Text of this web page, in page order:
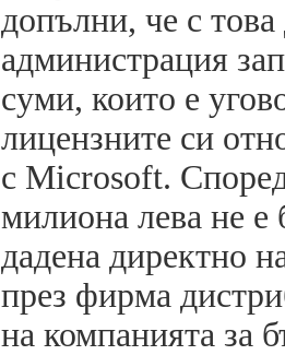
допълни, че с това
администрация
суми, които е
лицензните си
с Microsoft.
милиона лева не е
дадена директно
през фирма
на компанията за